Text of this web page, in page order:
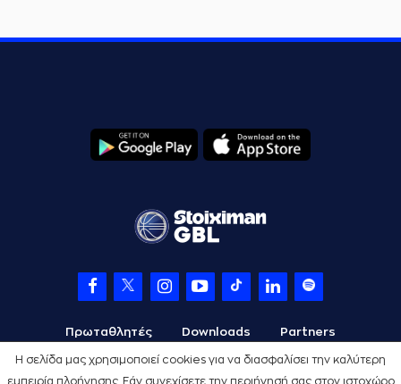
Η σελίδα μας χρησιμοποιεί cookies για να διασφαλίσει την καλύτερη
εμπειρία πλοήγησης. Εάν συνεχίσετε την περιήγησή σας στον ιστοχώρο
Πρωταθλητές Downloads Partners